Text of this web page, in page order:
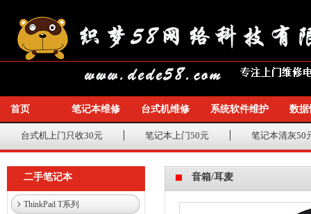
首页 笔记本维修 台式机维修 系统软件维护 数据
台式机上门只收30元 笔记本上门50元 笔记本清灰50
二手笔记本
ThinkPad T系列
音箱/耳麦